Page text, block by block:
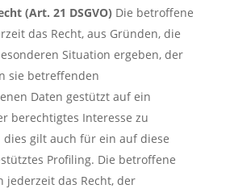
(Art. 21 DSGVO) Die betroffene
das Recht, aus Gründen, die
Situation ergeben, der
sie betreffenden
Daten gestützt auf ein
berechtigtes Interesse zu
gilt auch für ein auf diese
Profiling. Die betroffene
jederzeit das Recht, der